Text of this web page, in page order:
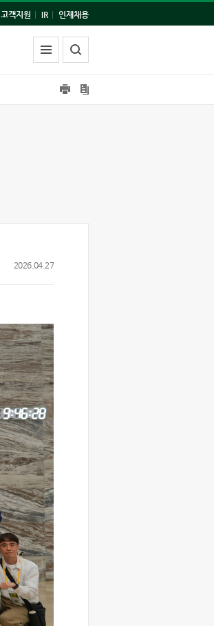
고객지원 IR 인재채용
2026.04.27